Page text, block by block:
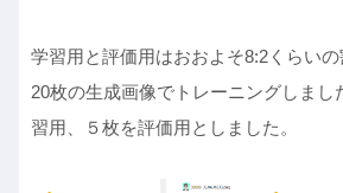
学習用と評価用はおおよそ8:2くらい
20枚の生成画像でトレーニングしまし
習用、５枚を評価用としました。